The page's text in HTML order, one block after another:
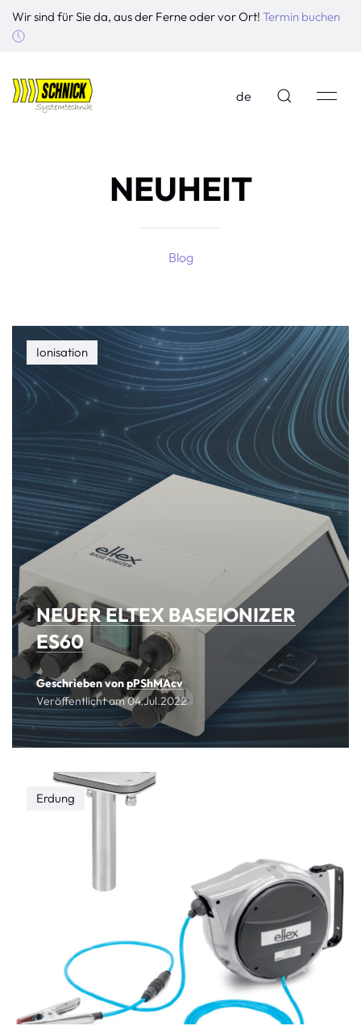
Wir sind für Sie da, aus der Ferne oder vor Ort! Termin buchen
de
NEUHEIT
Blog
Ionisation
NEUER ELTEX BASEIONIZER
ES60
Geschrieben vonpPShMAcv
Veröffentlicht am04.Jul.2022
Erdung